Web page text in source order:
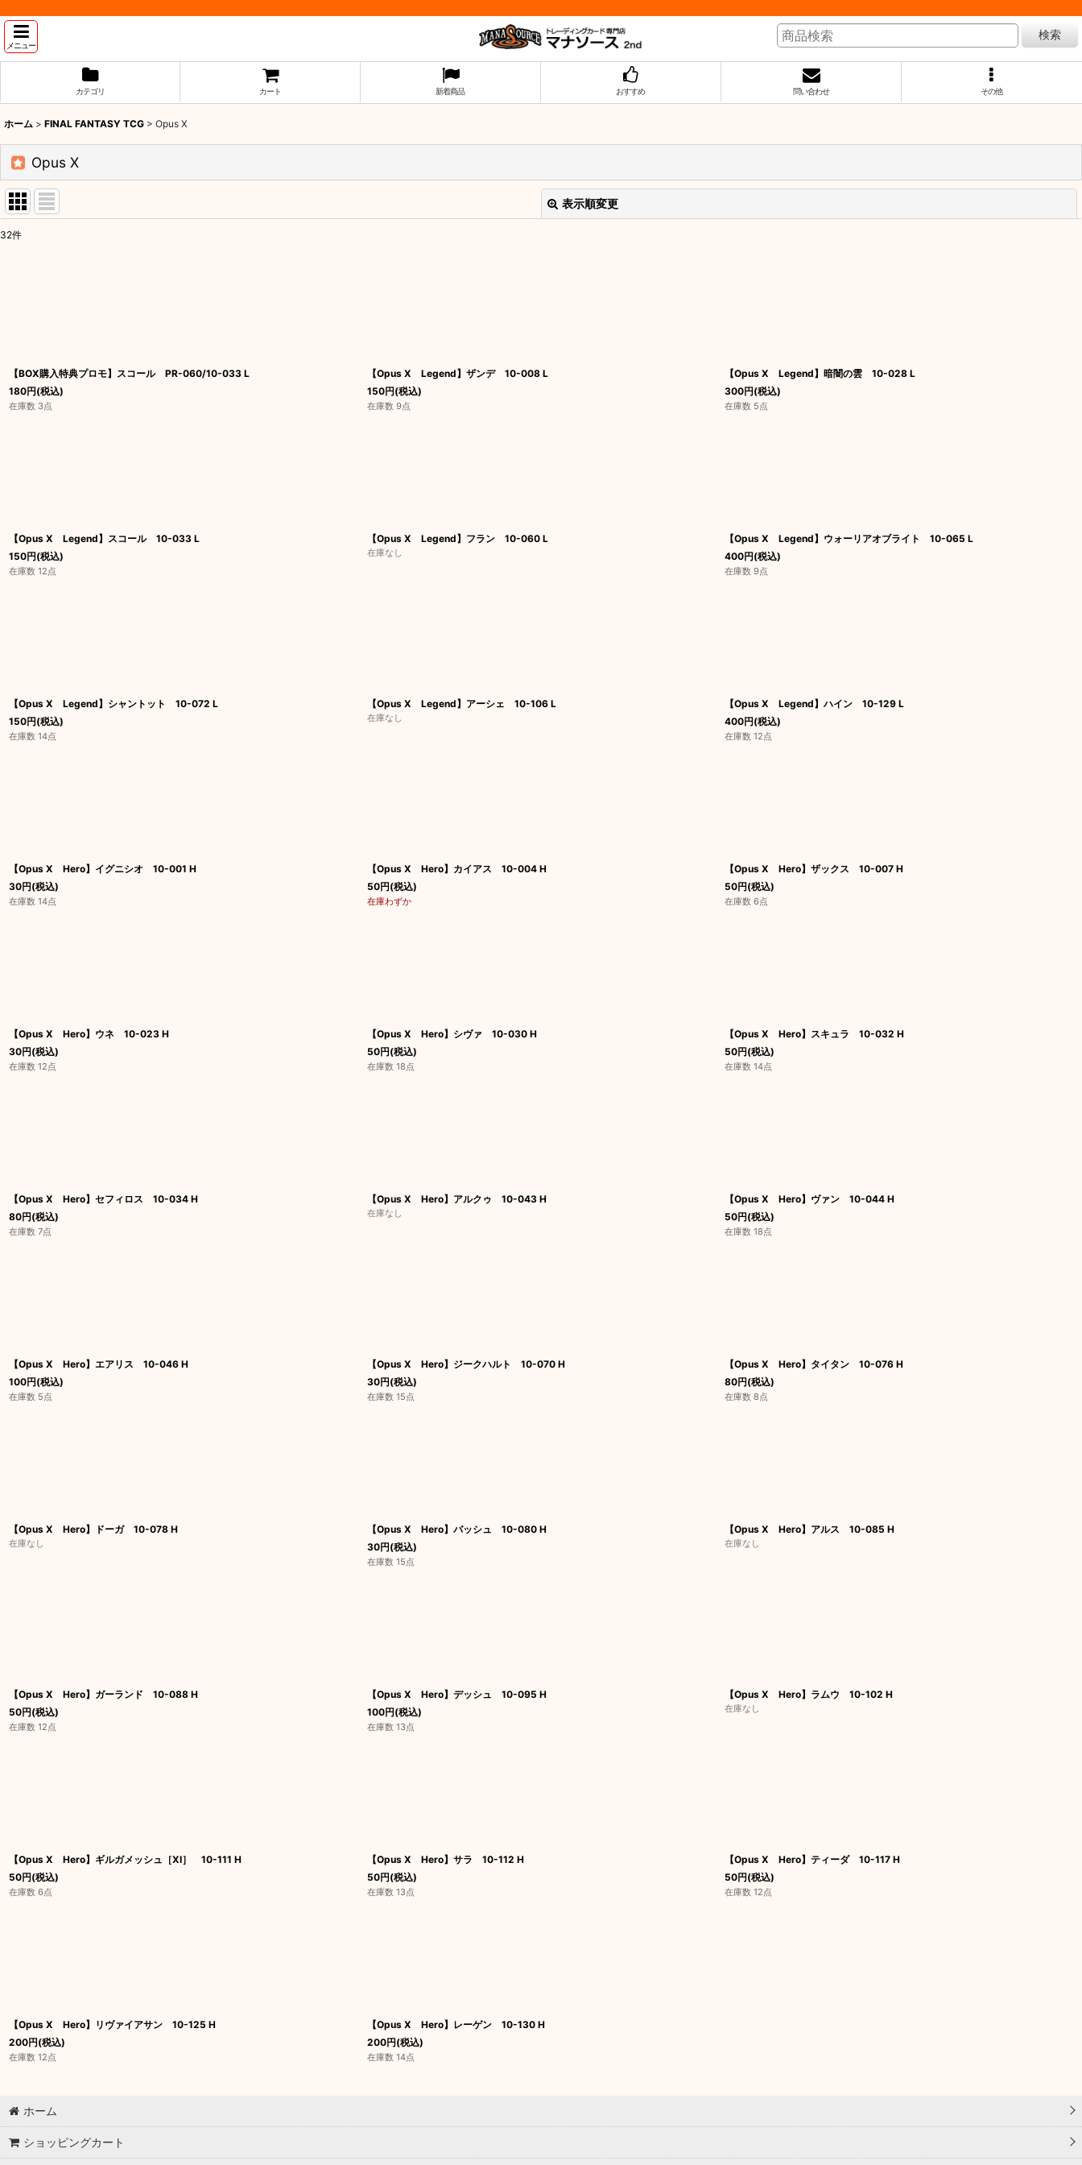
メニュー
検索
カテゴリ カート 新着商品 おすすめ 問い合わせ その他
ホーム > FINAL FANTASY TCG > Opus X
Opus X
表示順変更
32件
【BOX購入特典プロモ】スコール PR-060/10-033 L
180円(税込)
在庫数 3点
【Opus X Legend】ザンデ 10-008 L
150円(税込)
在庫数 9点
【Opus X Legend】暗闇の雲 10-028 L
300円(税込)
在庫数 5点
【Opus X Legend】スコール 10-033 L
150円(税込)
在庫数 12点
【Opus X Legend】フラン 10-060 L
在庫なし
【Opus X Legend】ウォーリアオブライト 10-065 L
400円(税込)
在庫数 9点
【Opus X Legend】シャントット 10-072 L
150円(税込)
在庫数 14点
【Opus X Legend】アーシェ 10-106 L
在庫なし
【Opus X Legend】ハイン 10-129 L
400円(税込)
在庫数 12点
【Opus X Hero】イグニシオ 10-001 H
30円(税込)
在庫数 14点
【Opus X Hero】カイアス 10-004 H
50円(税込)
在庫わずか
【Opus X Hero】ザックス 10-007 H
50円(税込)
在庫数 6点
【Opus X Hero】ウネ 10-023 H
30円(税込)
在庫数 12点
【Opus X Hero】シヴァ 10-030 H
50円(税込)
在庫数 18点
【Opus X Hero】スキュラ 10-032 H
50円(税込)
在庫数 14点
【Opus X Hero】セフィロス 10-034 H
80円(税込)
在庫数 7点
【Opus X Hero】アルクゥ 10-043 H
在庫なし
【Opus X Hero】ヴァン 10-044 H
50円(税込)
在庫数 18点
【Opus X Hero】エアリス 10-046 H
100円(税込)
在庫数 5点
【Opus X Hero】ジークハルト 10-070 H
30円(税込)
在庫数 15点
【Opus X Hero】タイタン 10-076 H
80円(税込)
在庫数 8点
【Opus X Hero】ドーガ 10-078 H
在庫なし
【Opus X Hero】バッシュ 10-080 H
30円(税込)
在庫数 15点
【Opus X Hero】アルス 10-085 H
在庫なし
【Opus X Hero】ガーランド 10-088 H
50円(税込)
在庫数 12点
【Opus X Hero】デッシュ 10-095 H
100円(税込)
在庫数 13点
【Opus X Hero】ラムウ 10-102 H
在庫なし
【Opus X Hero】ギルガメッシュ［XI］ 10-111 H
50円(税込)
在庫数 6点
【Opus X Hero】サラ 10-112 H
50円(税込)
在庫数 13点
【Opus X Hero】ティーダ 10-117 H
50円(税込)
在庫数 12点
【Opus X Hero】リヴァイアサン 10-125 H
200円(税込)
在庫数 12点
【Opus X Hero】レーゲン 10-130 H
200円(税込)
在庫数 14点
ホーム
ショッピングカート